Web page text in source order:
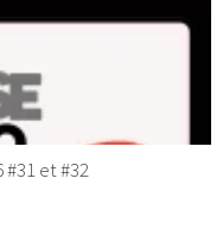
#31 et #32